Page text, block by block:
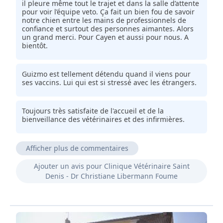
il pleure même tout le trajet et dans la salle d’attente
pour voir l’équipe veto. Ça fait un bien fou de savoir
notre chien entre les mains de professionnels de
confiance et surtout des personnes aimantes. Alors
un grand merci. Pour Cayen et aussi pour nous. A
bientôt.
Guizmo est tellement détendu quand il viens pour
ses vaccins. Lui qui est si stressé avec les étrangers.
Toujours très satisfaite de l'accueil et de la
bienveillance des vétérinaires et des infirmières.
Afficher plus de commentaires
Que de patience et professionnalisme dans cette
clinique ! Le dc Libermann est très à l'écoute,
Ajouter un avis pour Clinique Vétérinaire Saint
Denis - Dr Christiane Libermann Foume